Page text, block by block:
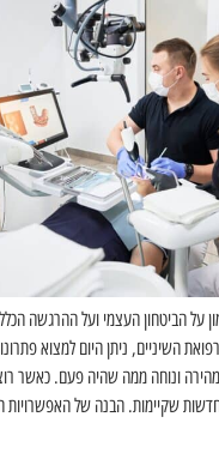
על הביטחון העצמי ועל ההרגשה
השיניים, ניתן היום למצוא
ונוחה ממה שהיה פעם. כאשר
שקיימות. הבנה של האפשרויות